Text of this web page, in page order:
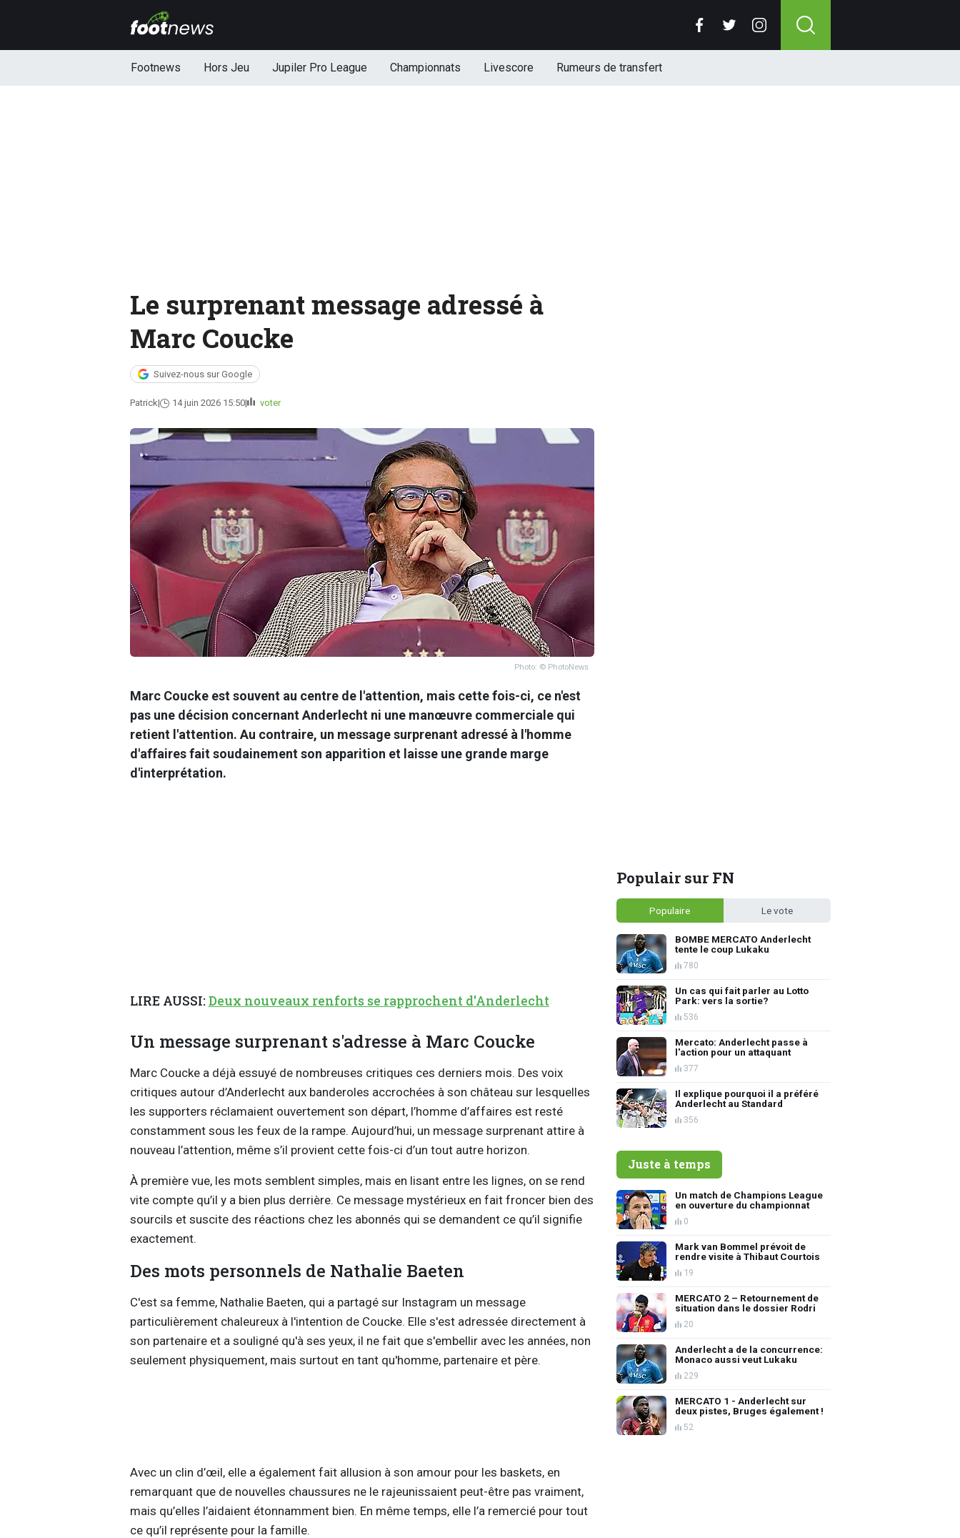
Footnews Hors Jeu Jupiler Pro League Championnats Livescore Rumeurs de transfert
Le surprenant message adressé à
Marc Coucke
Suivez-nous sur Google
Patrick 14 juin 2026 15:50 voter
Photo: © PhotoNews
Marc Coucke est souvent au centre de l'attention, mais cette fois-ci, ce n'est
pas une décision concernantAnderlechtni une manœuvre commerciale qui
retient l'attention. Au contraire, un message surprenant adressé à l'homme
d'affaires fait soudainement son apparition et laisse une grande marge
d'interprétation.
LIRE AUSSI:Deux nouveaux renforts se rapprochent d'Anderlecht
Un message surprenant s'adresse à Marc Coucke
Marc Coucke a déjà essuyé de nombreuses critiques ces derniers mois. Des voix
critiques autour d’Anderlecht aux banderoles accrochées à son château sur lesquelles
les supporters réclamaient ouvertement son départ, l’homme d’affaires est resté
constamment sous les feux de la rampe. Aujourd’hui, un message surprenant attire à
nouveau l’attention, même s’il provient cette fois-ci d’un tout autre horizon.
À première vue, les mots semblent simples, mais en lisant entre les lignes, on se rend
vite compte qu’il y a bien plus derrière. Ce message mystérieux en fait froncer bien des
sourcils et suscite des réactions chez les abonnés qui se demandent ce qu’il signifie
exactement.
Des mots personnels de Nathalie Baeten
C'est sa femme, Nathalie Baeten, qui a partagé sur Instagram un message
particulièrement chaleureux à l'intention de Coucke. Elle s'est adressée directement à
son partenaire et a souligné qu'à ses yeux, il ne fait que s'embellir avec les années, non
seulement physiquement, mais surtout en tant qu'homme, partenaire et père.
Avec un clin d’œil, elle a également fait allusion à son amour pour les baskets, en
remarquant que de nouvelles chaussures ne le rajeunissaient peut-être pas vraiment,
mais qu’elles l’aidaient étonnamment bien. En même temps, elle l’a remercié pour tout
ce qu’il représente pour la famille.
Populair sur FN
Populaire Le vote
BOMBE MERCATO Anderlecht
tente le coup Lukaku
780
Un cas qui fait parler au Lotto
Park: vers la sortie?
536
Mercato: Anderlecht passe à
l'action pour un attaquant
377
Il explique pourquoi il a préféré
Anderlecht au Standard
356
Juste à temps
Un match de Champions League
en ouverture du championnat
0
Mark van Bommel prévoit de
rendre visite à Thibaut Courtois
19
MERCATO 2 – Retournement de
situation dans le dossier Rodri
20
Anderlecht a de la concurrence:
Monaco aussi veut Lukaku
229
MERCATO 1 - Anderlecht sur
deux pistes, Bruges également !
52